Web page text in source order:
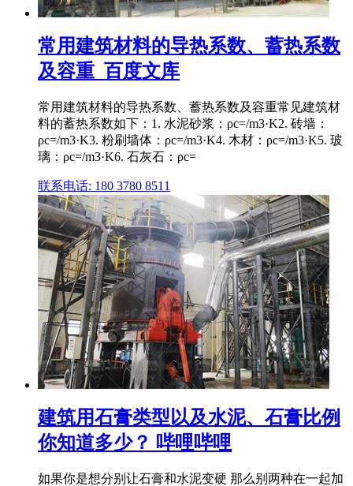
常用建筑材料的导热系数、蓄热系数
及容重_百度文库
常用建筑材料的导热系数、蓄热系数及容重常见建筑材
料的蓄热系数如下：1. 水泥砂浆：ρc=/m3·K2. 砖墙：
ρc=/m3·K3. 粉刷墙体：ρc=/m3·K4. 木材：ρc=/m3·K5. 玻
璃：ρc=/m3·K6. 石灰石：ρc=
联系电话: 180 3780 8511
建筑用石膏类型以及水泥、石膏比例
你知道多少？ 哔哩哔哩
如果你是想分别让石膏和水泥变硬 那么别两种在一起加